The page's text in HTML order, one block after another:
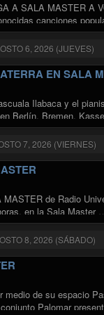
A SALA MASTER A
canciones
6, 2026 (JUEVES)
EN SALA
Ilabaca y el
Berlín, Bremen,
"PASCUALA
7, 2026 (VIERNES)
de Radio
en la Sala Master
8, 2026 (SÁBADO)
de su espacio
Palomar